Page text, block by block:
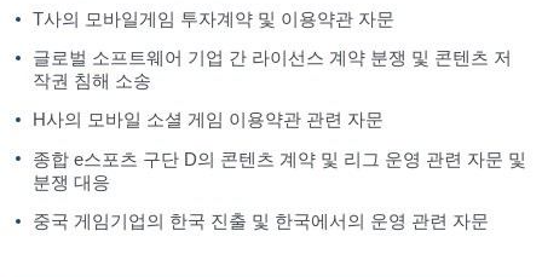
T사의 모바일게임 투자계약 및 이용약관 자문
글로벌 소프트웨어 기업 간 라이선스 계약 분쟁 및 콘텐츠 저
작권 침해 소송
H사의 모바일 소셜 게임 이용약관 관련 자문
종합 e스포츠 구단 D의 콘텐츠 계약 및 리그 운영 관련 자문 및
분쟁 대응
중국 게임기업의 한국 진출 및 한국에서의 운영 관련 자문